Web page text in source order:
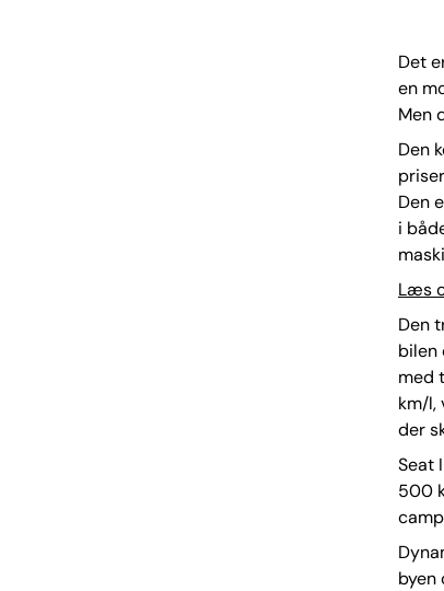
Det
en
Men
Den
Den
i
Læs
Den
bilen
med
km/l,
der
Seat
500
byen